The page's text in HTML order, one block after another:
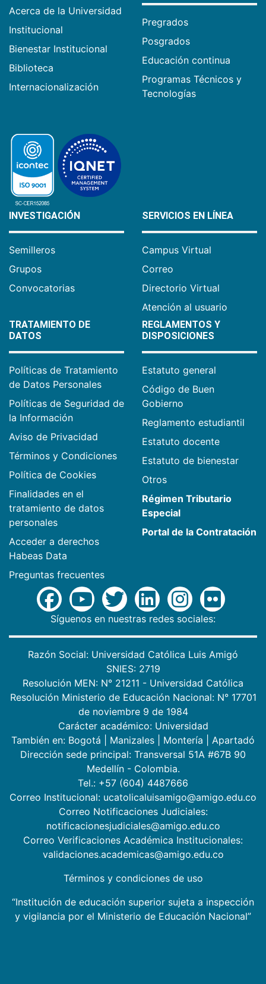
Acerca de la Universidad
Institucional
Bienestar Institucional
Biblioteca
Internacionalización
Pregrados
Posgrados
Educación continua
Programas Técnicos y
Tecnologías
INVESTIGACIÓN
Semilleros
Grupos
Convocatorias
SERVICIOS EN LÍNEA
Campus Virtual
Correo
Directorio Virtual
Atención al usuario
TRATAMIENTO DE
DATOS
Políticas de Tratamiento
de Datos Personales
Políticas de Seguridad de
la Información
Aviso de Privacidad
Términos y Condiciones
Política de Cookies
Finalidades en el
tratamiento de datos
personales
Acceder a derechos
Habeas Data
Preguntas frecuentes
REGLAMENTOS Y
DISPOSICIONES
Estatuto general
Código de Buen
Gobierno
Reglamento estudiantil
Estatuto docente
Estatuto de bienestar
Otros
Régimen Tributario
Especial
Portal de la Contratación
Síguenos en nuestras redes sociales:
Razón Social: Universidad Católica Luis Amigó
SNIES: 2719
Resolución MEN: N° 21211 - Universidad Católica
Resolución Ministerio de Educación Nacional: N° 17701
de noviembre 9 de 1984
Carácter académico: Universidad
También en: Bogotá Manizales Montería
Apartadó
Dirección sede principal: Transversal 51A #67B 90
Medellín - Colombia.
Tel.: +57 (604) 4487666
Correo Institucional: ucatolicaluisamigo@amigo.edu.co
Correo Notificaciones Judiciales:
notificacionesjudiciales@amigo.edu.co
Correo Verificaciones Académica Institucionales:
validaciones.academicas@amigo.edu.co
Términos y condiciones de uso
“Institución de educación superior sujeta a inspección
y vigilancia por el Ministerio de Educación Nacional”